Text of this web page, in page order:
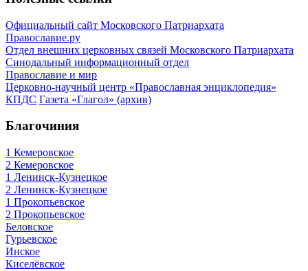
Официальный сайт Московского Патриархата
Православие.ру
Отдел внешних церковных связей Московского Патриархата
Синодальный информационный отдел
Православие и мир
Церковно-научный центр «Православная энциклопедия»
КПДС Газета «Глагол» (архив)
Благочиния
1 Кемеровское
2 Кемеровское
1 Ленинск-Кузнецкое
2 Ленинск-Кузнецкое
1 Прокопьевское
2 Прокопьевское
Беловское
Гурьевское
Инское
Киселёвское